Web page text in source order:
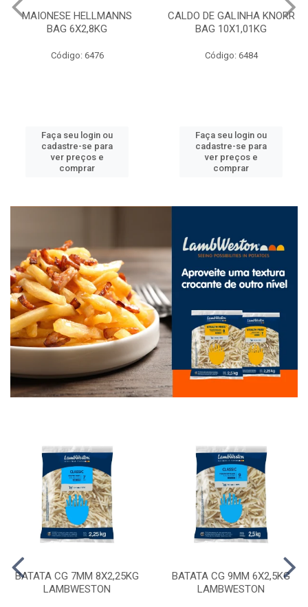
MAIONESE HELLMANNS
BAG 6X2,8KG
Código: 6476
Faça seu login ou
cadastre-se para
ver preços e
comprar
CALDO DE GALINHA KNORR
BAG 10X1,01KG
Código: 6484
Faça seu login ou
cadastre-se para
ver preços e
comprar
BATATA CG 7MM 8X2,25KG
LAMBWESTON
BATATA CG 9MM 6X2,5KG
LAMBWESTON